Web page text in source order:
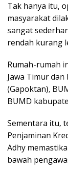
Tak hanya itu,
masyarakat
sangat
rendah kurang
Rumah-rumah
Jawa Timur
(Gapoktan),
BUMD
Sementara itu,
Penjaminan
Adhy
bawah